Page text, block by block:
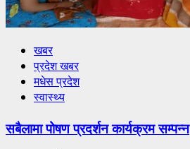
खबर
प्रदेश खबर
मधेस प्रदेश
स्वास्थ्य
सबैलामा पोषण प्रदर्शन कार्यक्रम सम्पन्न